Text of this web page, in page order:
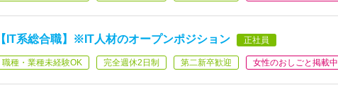
【IT系総合職】※IT人材のオープンポジション 正社員
職種・業種未経験OK 完全週休2日制 第二新卒歓迎 女性のおしごと掲載中